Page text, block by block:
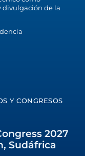
divulgación de la
Y CONGRESOS
2027
Sudáfrica